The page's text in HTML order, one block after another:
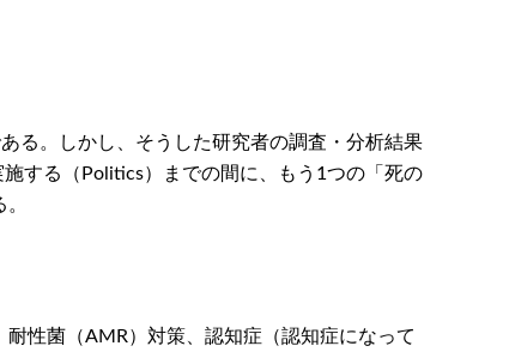
る。しかし、そうした研究者の調査・分析結果
する（Politics）までの間に、もう1つの「死の
性菌（AMR）対策、認知症（認知症になって